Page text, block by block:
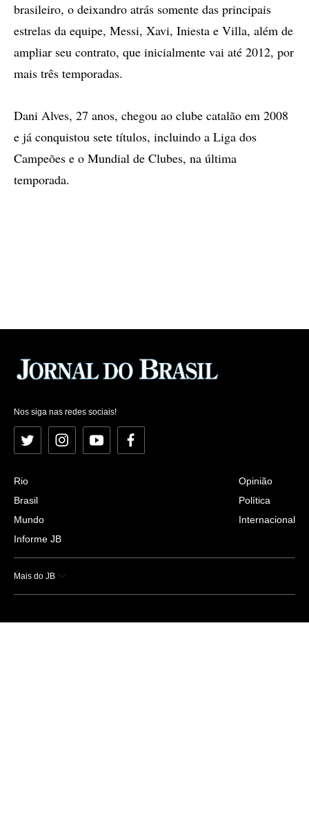
brasileiro, o deixandro atrás somente das principais
estrelas da equipe, Messi, Xavi, Iniesta e Villa, além de
ampliar seu contrato, que inicialmente vai até 2012, por
mais três temporadas.
Dani Alves, 27 anos, chegou ao clube catalão em 2008
e já conquistou sete títulos, incluindo a Liga dos
Campeões e o Mundial de Clubes, na última
temporada.
Nos siga nas redes sociais!
Twitter InstagramYouTubeFacebook
Rio
Brasil
Mundo
Informe JB
Opinião
Política
Internacional
Mais do JB
Esportes